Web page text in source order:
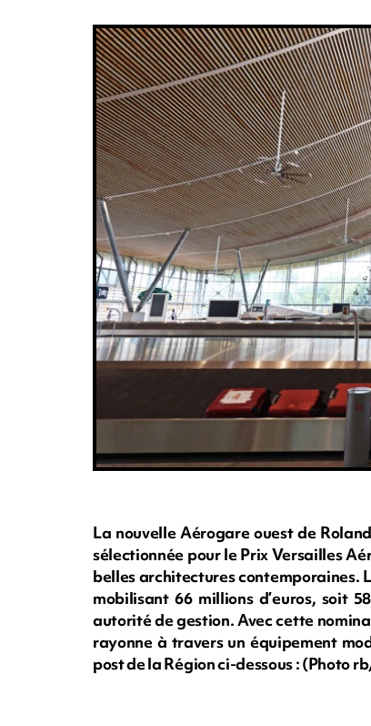
La nouvelle Aérogare ouest de
sélectionnée pour le Prix Versailles
belles architectures contemporaines.
mobilisant 66 millions d’euros, soit
autorité de gestion. Avec cette
rayonne à travers un équipement
post de la Région ci-dessous : (Photo